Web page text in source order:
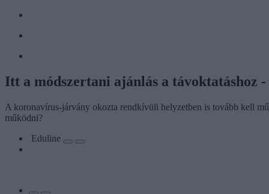
Itt a módszertani ajánlás a távoktatáshoz
A koronavírus-járvány okozta rendkívüli helyzetben is tovább kell
működni?
Eduline